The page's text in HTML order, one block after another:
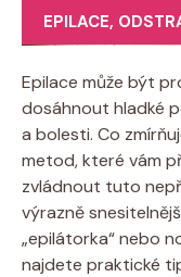
EPILACE,
Epilace může být
dosáhnout hladké⁣
a bolesti. ‌Co
metod, které vám
zvládnout tuto
výrazně
„epilátorka“ nebo​
najdete ⁤praktické